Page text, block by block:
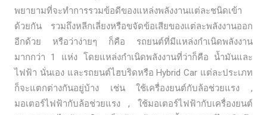
พยายามที่จะทำการรวมข้อดีของแหล่งพลังงานแต่ละชนิดเข้า
ด้วยกัน รวมถึงหลีกเลี่ยงหรือขจัดข้อเสียของแต่ละพลังงานออก
อีกด้วย หรือว่าง่ายๆ ก็คือ รถยนต์ที่มีแหล่งกำเนิดพลังงาน
มากกว่า 1 แห่ง โดยแหล่งกำเนิดพลังงานที่ว่าก็คือ น้ำมันและ
ไฟฟ้า นั่นเอง และรถยนต์ไฮบริดหรือ Hybrid Car แต่ละประเภท
ก็จะแตกต่างกันอยู่บ้าง เช่น ใช้เครื่องยนต์กับล้อช่วยแรง ,
มอเตอร์ไฟฟ้ากับล้อช่วยแรง , ใช้มอเตอร์ไฟฟ้ากับเครื่องยนต์